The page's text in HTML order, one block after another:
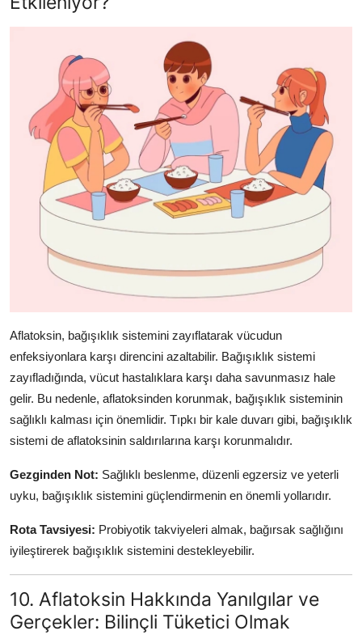
Aflatoksin, bağışıklık sistemini zayıflatarak vücudun
enfeksiyonlara karşı direncini azaltabilir. Bağışıklık sistemi
zayıfladığında, vücut hastalıklara karşı daha savunmasız hale
gelir. Bu nedenle, aflatoksinden korunmak, bağışıklık sisteminin
sağlıklı kalması için önemlidir. Tıpkı bir kale duvarı gibi, bağışıklık
sistemi de aflatoksinin saldırılarına karşı korunmalıdır.
Gezginden Not: Sağlıklı beslenme, düzenli egzersiz ve yeterli
uyku, bağışıklık sistemini güçlendirmenin en önemli yollarıdır.
Rota Tavsiyesi: Probiyotik takviyeleri almak, bağırsak sağlığını
iyileştirerek bağışıklık sistemini destekleyebilir.
10. Aflatoksin Hakkında Yanılgılar ve
Gerçekler: Bilinçli Tüketici Olmak